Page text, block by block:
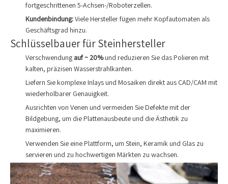
fortgeschrittenen 5-Achsen-/Roboterzellen.
Kundenbindung:Viele Hersteller fügen mehr Kopfautomaten als
Geschäftsgrad hinzu.
Schlüsselbauer für Steinhersteller
Verschwendung auf ~ 20%und reduzieren Sie das Polieren mit
kalten, präzisen Wasserstrahlkanten.
Liefern Sie komplexe Inlays und Mosaiken direkt aus CAD/CAM mit
wiederholbarer Genauigkeit.
Ausrichten von Venen und vermeiden Sie Defekte mit der
Bildgebung, um die Plattenausbeute und die Ästhetik zu
maximieren.
Verwenden Sie eine Plattform, um Stein, Keramik und Glas zu
servieren und zu hochwertigen Märkten zu wachsen.